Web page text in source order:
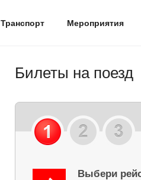
Транспорт Мероприятия
Билеты на поезд
Выбери